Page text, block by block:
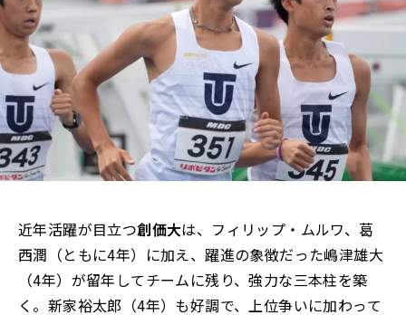
近年活躍が目立つ創価大は、フィリップ・ムルワ、葛
西潤（ともに4年）に加え、躍進の象徴だった嶋津雄大
（4年）が留年してチームに残り、強力な三本柱を築
く。新家裕太郎（4年）も好調で、上位争いに加わって